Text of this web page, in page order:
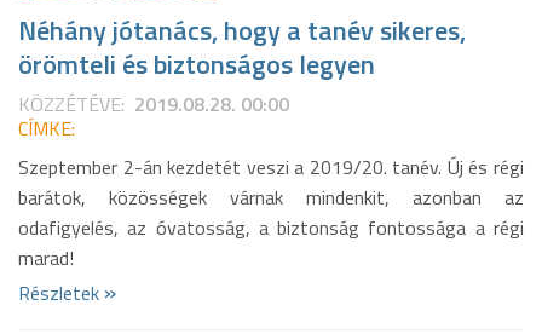
Néhány jótanács, hogy a tanév sikeres,
örömteli és biztonságos legyen
KÖZZÉTÉVE: 2019.08.28. 00:00
CÍMKE:
Szeptember 2-án kezdetét veszi a 2019/20. tanév. Új és régi
barátok, közösségek várnak mindenkit, azonban az
odafigyelés, az óvatosság, a biztonság fontossága a régi
marad!
Részletek »